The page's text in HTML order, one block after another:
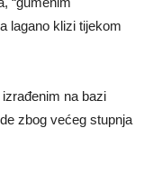
lagano klizi tijekom
na bazi
zbog većeg stupnja